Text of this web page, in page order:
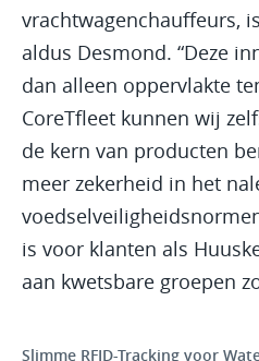
vrachtwagenchauffeurs,
aldus Desmond. “Deze
dan alleen oppervlakte
CoreTfleet kunnen wij
de kern van producten
meer zekerheid in het
is voor klanten als
aan kwetsbare groepen
Slimme RFID-Tracking voor